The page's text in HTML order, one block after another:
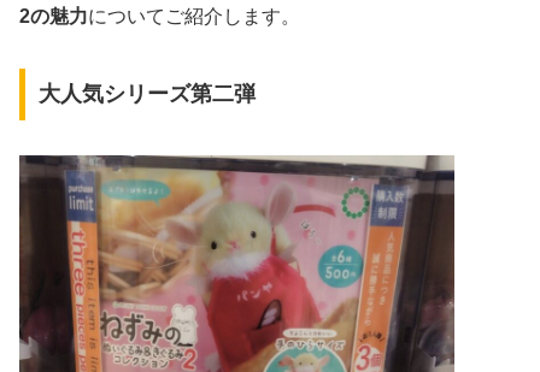
2の魅力についてご紹介します。
大人気シリーズ第二弾